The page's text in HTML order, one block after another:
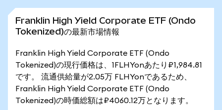
Franklin High Yield Corporate ETF (Ondo
Tokenized)の最新市場情報
Franklin High Yield Corporate ETF (Ondo
Tokenized)の現行価格は、1FLHYonあたり₽1,984.81
です。 流通供給量が2.05万 FLHYonであるため、
Franklin High Yield Corporate ETF (Ondo
Tokenized)の時価総額は₽4060.12万となります。